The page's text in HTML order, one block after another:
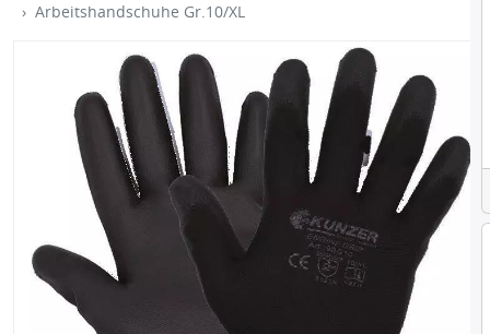
Arbeitshandschuhe Gr.10/XL